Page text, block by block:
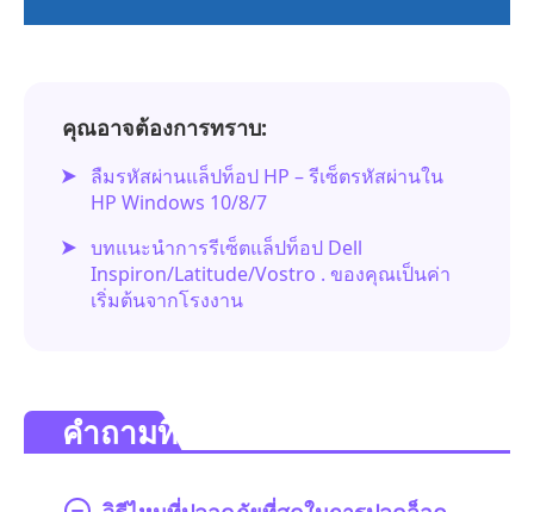
คุณอาจต้องการทราบ:
ลืมรหัสผ่านแล็ปท็อป HP – รีเซ็ตรหัสผ่านใน
HP Windows 10/8/7
บทแนะนำการรีเซ็ตแล็ปท็อป Dell
Inspiron/Latitude/Vostro . ของคุณเป็นค่า
เริ่มต้นจากโรงงาน
คำถามที่พบบ่อย